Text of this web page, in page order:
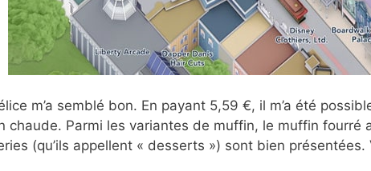
m’a semblé bon. En payant 5,59 €, il m’a été
chaude. Parmi les variantes de muffin, le muffin
(qu’ils appellent « desserts ») sont bien présentées.